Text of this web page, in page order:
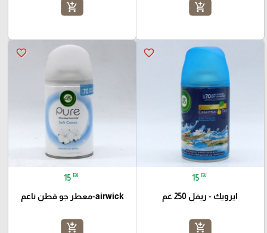
add_shopping_cart
add_shopping_cart
favorite_border
15 ₪
ايرويك - ريفل 250 غم
add_shopping_cart
favorite_border
15 ₪
airwick-معطر جو قطن ناعم
add_shopping_cart